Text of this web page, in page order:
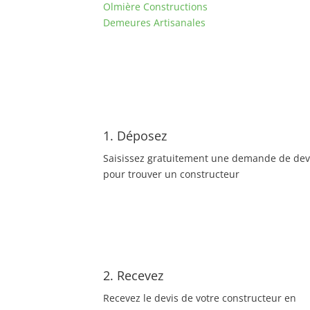
Olmière Constructions
Demeures Artisanales
1. Déposez
Saisissez gratuitement une demande de
pour trouver un constructeur
2. Recevez
Recevez le devis de votre constructeur en